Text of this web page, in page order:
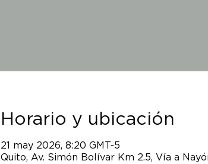
Horario y ubicación
21 may 2026, 8:20 GMT-5
Quito, Av. Simón Bolívar Km 2.5, Vía a